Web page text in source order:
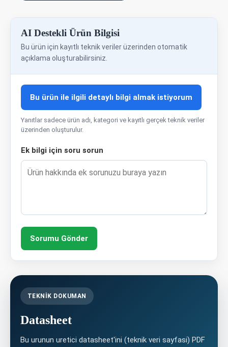
AI Destekli Ürün Bilgisi
Bu ürün için kayıtlı teknik veriler üzerinden otomatik
açıklama oluşturabilirsiniz.
Bu ürün ile ilgili detaylı bilgi almak istiyorum
Yanıtlar sadece ürün adı, kategori ve kayıtlı gerçek teknik veriler
üzerinden oluşturulur.
Ek bilgi için soru sorun
Sorumu Gönder
TEKNIK DOKUMAN
Datasheet
Bu urunun uretici datasheet'ini (teknik veri sayfasi) PDF